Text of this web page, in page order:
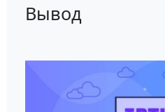
Вывод